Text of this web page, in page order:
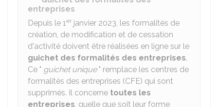
entreprises
Depuis le 1er janvier 2023, les formalités de
création, de modification et de cessation
d'activité doivent être réalisées en ligne sur le
guichet des formalités des entreprises.
Ce " guichet unique" remplace les centres de
formalités des entreprises (CFE) qui sont
supprimés. Il concerne toutes les
entreprises, quelle que soit leur forme